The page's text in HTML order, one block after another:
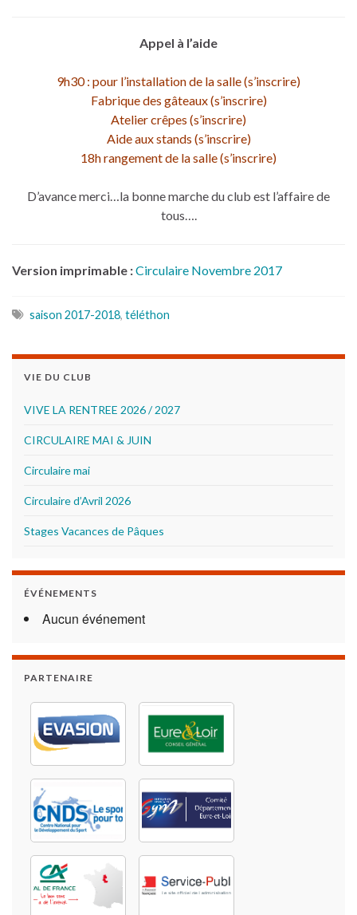
Appel à l’aide
9h30 : pour l’installation de la salle (s’inscrire)
Fabrique des gâteaux (s’inscrire)
Atelier crêpes (s’inscrire)
Aide aux stands (s’inscrire)
18h rangement de la salle (s’inscrire)
D’avance merci…la bonne marche du club est l’affaire de
tous….
Version imprimable :Circulaire Novembre 2017
saison 2017-2018, téléthon
VIE DU CLUB
VIVE LA RENTREE 2026 / 2027
CIRCULAIRE MAI & JUIN
Circulaire mai
Circulaire d’Avril 2026
Stages Vacances de Pâques
ÉVÉNEMENTS
Aucun événement
PARTENAIRE